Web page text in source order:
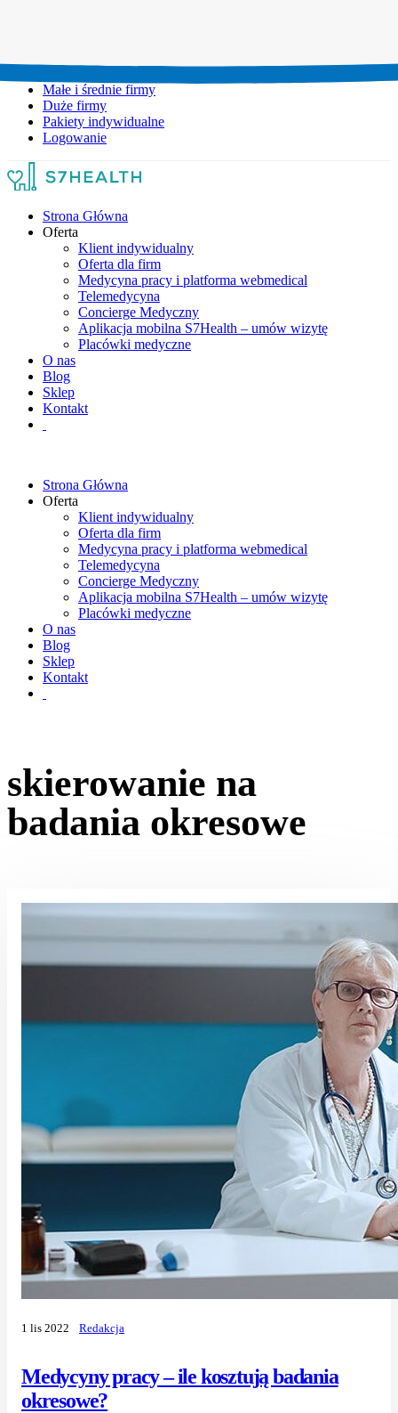
Małe i średnie firmy
Duże firmy
Pakiety indywidualne
Logowanie
Strona Główna
Oferta
Klient indywidualny
Oferta dla firm
Medycyna pracy i platforma webmedical
Telemedycyna
Concierge Medyczny
Aplikacja mobilna S7Health – umów wizytę
Placówki medyczne
O nas
Blog
Sklep
Kontakt
Strona Główna
Oferta
Klient indywidualny
Oferta dla firm
Medycyna pracy i platforma webmedical
Telemedycyna
Concierge Medyczny
Aplikacja mobilna S7Health – umów wizytę
Placówki medyczne
O nas
Blog
Sklep
Kontakt
skierowanie na
badania okresowe
Medycyny pracy – ile kosztują badania
okresowe?
1 lis 2022 Redakcja